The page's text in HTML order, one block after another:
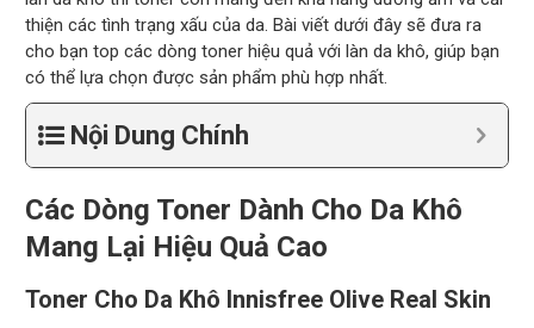
thiện các tình trạng xấu của da. Bài viết dưới đây sẽ đưa ra
cho bạn top các dòng toner hiệu quả với làn da khô, giúp bạn
có thể lựa chọn được sản phẩm phù hợp nhất.
Nội Dung Chính
Các Dòng Toner Dành Cho Da Khô
Mang Lại Hiệu Quả Cao
Toner Cho Da Khô Innisfree Olive Real Skin